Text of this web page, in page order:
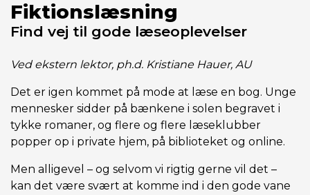
Fiktionslæsning
Find vej til gode læseoplevelser
Ved ekstern lektor, ph.d. Kristiane Hauer, AU
Det er igen kommet på mode at læse en bog. Unge
mennesker sidder på bænkene i solen begravet i
tykke romaner, og flere og flere læseklubber
popper op i private hjem, på biblioteket og online.
Men alligevel – og selvom vi rigtig gerne vil det –
kan det være svært at komme ind i den gode vane